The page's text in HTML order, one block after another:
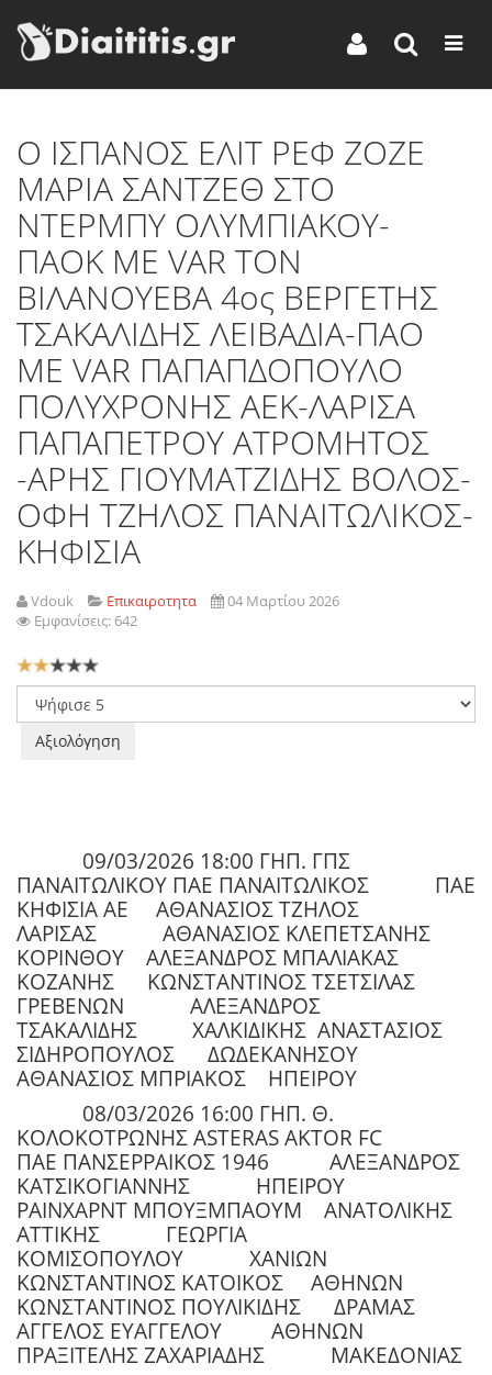
O ΙΣΠΑΝΟΣ ΕΛΙΤ ΡΕΦ ΖΟΖΕ
ΜΑΡΙΑ ΣΑΝΤΖΕΘ ΣΤΟ
ΝΤΕΡΜΠΥ ΟΛΥΜΠΙΑΚΟΥ-
ΠΑΟΚ ΜΕ VAR TON
BIΛΑΝΟΥΕΒΑ 4ος ΒΕΡΓΕΤΗΣ
ΤΣΑΚΑΛΙΔΗΣ ΛΕΙΒΑΔΙΑ-ΠΑΟ
ΜΕ VAR ΠΑΠΑΠΔΟΠΟΥΛΟ
ΠΟΛΥΧΡΟΝΗΣ ΑΕΚ-ΛΑΡΙΣΑ
ΠΑΠΑΠΕΤΡΟΥ ΑΤΡΟΜΗΤΟΣ
-ΑΡΗΣ ΓΙΟΥΜΑΤΖΙΔΗΣ ΒΟΛΟΣ-
ΟΦΗ ΤΖΗΛΟΣ ΠΑΝΑΙΤΩΛΙΚΟΣ-
ΚΗΦΙΣΙΑ
Vdouk Επικαιροτητα
04 Μαρτίου 2026
Εμφανίσεις: 642
Αξιολόγηση
Χρήστη:2/5
Παρακαλώ
αξιολογήστε
09/03/2026 18:00 ΓΗΠ. ΓΠΣ
ΠΑΝΑΙΤΩΛΙΚΟΥ ΠΑΕ ΠΑΝΑΙΤΩΛΙΚΟΣ ΠΑΕ
ΚΗΦΙΣΙΑ ΑΕ ΑΘΑΝΑΣΙΟΣ ΤΖΗΛΟΣ
ΛΑΡΙΣΑΣ ΑΘΑΝΑΣΙΟΣ ΚΛΕΠΕΤΣΑΝΗΣ
ΚΟΡΙΝΘΟΥ ΑΛΕΞΑΝΔΡΟΣ ΜΠΑΛΙΑΚΑΣ
ΚΟΖΑΝΗΣ ΚΩΝΣΤΑΝΤΙΝΟΣ ΤΣΕΤΣΙΛΑΣ
ΓΡΕΒΕΝΩΝ ΑΛΕΞΑΝΔΡΟΣ
ΤΣΑΚΑΛΙΔΗΣ ΧΑΛΚΙΔΙΚΗΣ ΑΝΑΣΤΑΣΙΟΣ
ΣΙΔΗΡΟΠΟΥΛΟΣ ΔΩΔΕΚΑΝΗΣΟΥ
ΑΘΑΝΑΣΙΟΣ ΜΠΡΙΑΚΟΣ ΗΠΕΙΡΟΥ
08/03/2026 16:00 ΓΗΠ. Θ.
ΚΟΛΟΚΟΤΡΩΝΗΣ ASTERAS AKTOR FC
ΠΑΕ ΠΑΝΣΕΡΡΑΙΚΟΣ 1946 ΑΛΕΞΑΝΔΡΟΣ
ΚΑΤΣΙΚΟΓΙΑΝΝΗΣ ΗΠΕΙΡΟΥ
ΡΑΙΝΧΑΡΝΤ ΜΠΟΥΞΜΠΑΟΥΜ ΑΝΑΤΟΛΙΚΗΣ
ΑΤΤΙΚΗΣ ΓΕΩΡΓΙΑ
ΚΟΜΙΣΟΠΟΥΛΟΥ ΧΑΝΙΩΝ
ΚΩΝΣΤΑΝΤΙΝΟΣ ΚΑΤΟΙΚΟΣ ΑΘΗΝΩΝ
ΚΩΝΣΤΑΝΤΙΝΟΣ ΠΟΥΛΙΚΙΔΗΣ ΔΡΑΜΑΣ
ΑΓΓΕΛΟΣ ΕΥΑΓΓΕΛΟΥ ΑΘΗΝΩΝ
ΠΡΑΞΙΤΕΛΗΣ ΖΑΧΑΡΙΑΔΗΣ ΜΑΚΕΔΟΝΙΑΣ